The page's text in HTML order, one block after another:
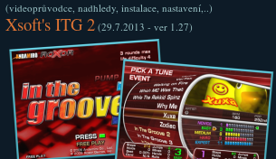
(videoprůvodce, nadhledy, instalace, nastavení,..)
Xsoft's ITG 2(29.7.2013 - ver 1.27)